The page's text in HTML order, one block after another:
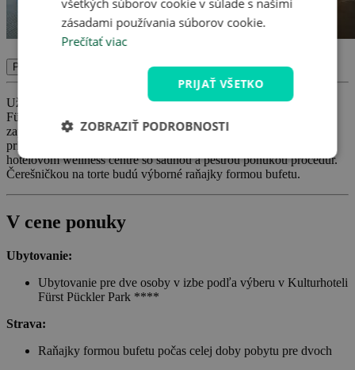
Potvrdiť
Užite si dovolenku hodnú šľachticov! Ubytujte sa v Kulturhoteli
Fürst Pückler Park **** na kraji presláveného parku Muskau,
zapísaného na zozname UNESCO, a užite si výlety nádhernou
prírodou, objavovanie historických miest v okolí a relax v
hotelovom wellness centre so saunou a pestrou ponukou procedúr.
Čerešničkou na torte budú výborné raňajky formou bufetu.
V cene ponuky
Ubytovanie:
Ubytovanie pre dve osoby v izbe podľa výberu v Kulturhoteli
Fürst Pückler Park ****
Strava:
Raňajky formou bufetu počas celej doby pobytu pre dvoch
všetkých súborov cookie v súlade s našimi
zásadami používania súborov cookie.
Prečítať viac
PRIJAŤ VŠETKO
ZOBRAZIŤ PODROBNOSTI